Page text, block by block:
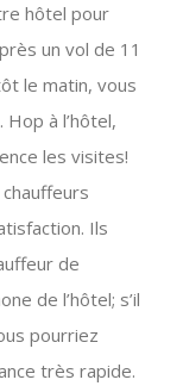
hôtel pour
un vol de 11
le matin, vous
à l’hôtel,
les visites!
Ils
de
de l’hôtel; s’il
pourriez
très rapide.